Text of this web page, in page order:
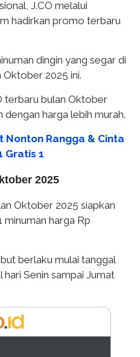
J.CO melalui
hadirkan promo terbaru
dingin yang segar di
2025 ini.
terbaru bulan Oktober
dengan harga lebih murah.
Nonton Rangga & Cinta
Gratis 1
2025
Oktober 2025 siapkan
harga Rp
berlaku mulai tanggal
Senin sampai Jumat